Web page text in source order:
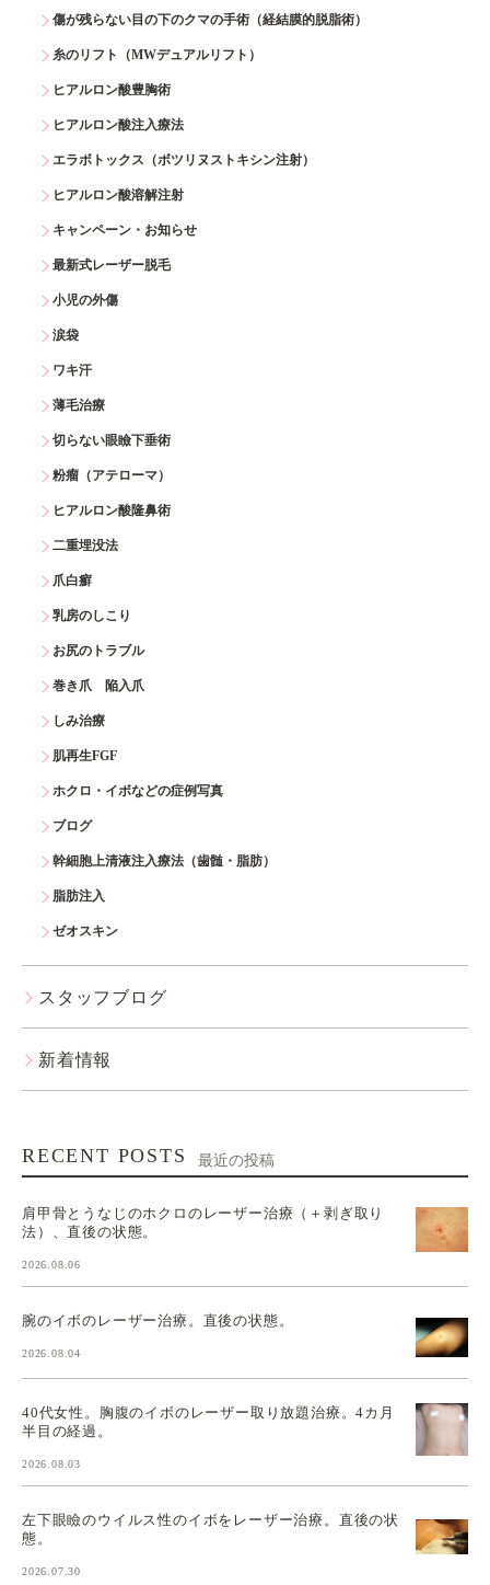
傷が残らない目の下のクマの手術（経結膜的脱脂術）
糸のリフト（MWデュアルリフト）
ヒアルロン酸豊胸術
ヒアルロン酸注入療法
エラボトックス（ボツリヌストキシン注射）
ヒアルロン酸溶解注射
キャンペーン・お知らせ
最新式レーザー脱毛
小児の外傷
涙袋
ワキ汗
薄毛治療
切らない眼瞼下垂術
粉瘤（アテローマ）
ヒアルロン酸隆鼻術
二重埋没法
爪白癬
乳房のしこり
お尻のトラブル
巻き爪 陥入爪
しみ治療
肌再生FGF
ホクロ・イボなどの症例写真
ブログ
幹細胞上清液注入療法（歯髄・脂肪）
脂肪注入
ゼオスキン
スタッフブログ
新着情報
RECENT POSTS 最近の投稿
肩甲骨とうなじのホクロのレーザー治療（＋剥ぎ取り
法）、直後の状態。
2026.08.06
腕のイボのレーザー治療。直後の状態。
2026.08.04
40代女性。胸腹のイボのレーザー取り放題治療。4カ月
半目の経過。
2026.08.03
左下眼瞼のウイルス性のイボをレーザー治療。直後の状
態。
2026.07.30